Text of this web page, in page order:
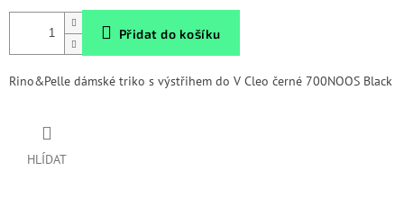
Přidat do košíku
Rino&Pelle dámské triko s výstřihem do V Cleo černé 700NOOS Black
HLÍDAT